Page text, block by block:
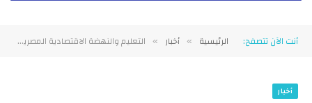
أنت الآن تتصفح: الرئيسية » أخبار » التعليم والنهضة الاقتصادية المصرية بقلم أ.د. مجدي الحسيني عليوه العميد الاسبق لكلية التربية الرياضية جامعة الزقازيق
أخبار